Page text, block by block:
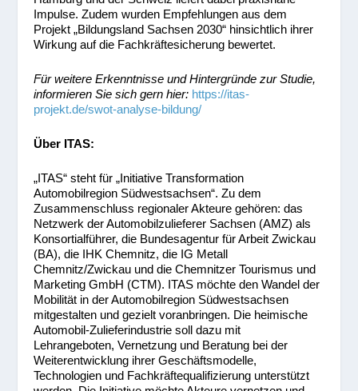
Impulse. Zudem wurden Empfehlungen aus dem
Projekt „Bildungsland Sachsen 2030“ hinsichtlich ihrer
Wirkung auf die Fachkräftesicherung bewertet.
Für weitere Erkenntnisse und Hintergründe zur Studie,
informieren Sie sich gern hier: https://itas-
projekt.de/swot-analyse-bildung/
Über ITAS:
„ITAS“ steht für „Initiative Transformation
Automobilregion Südwestsachsen“. Zu dem
Zusammenschluss regionaler Akteure gehören: das
Netzwerk der Automobilzulieferer Sachsen (AMZ) als
Konsortialführer, die Bundesagentur für Arbeit Zwickau
(BA), die IHK Chemnitz, die IG Metall
Chemnitz/Zwickau und die Chemnitzer Tourismus und
Marketing GmbH (CTM). ITAS möchte den Wandel der
Mobilität in der Automobilregion Südwestsachsen
mitgestalten und gezielt voranbringen. Die heimische
Automobil-Zulieferindustrie soll dazu mit
Lehrangeboten, Vernetzung und Beratung bei der
Weiterentwicklung ihrer Geschäftsmodelle,
Technologien und Fachkräftequalifizierung unterstützt